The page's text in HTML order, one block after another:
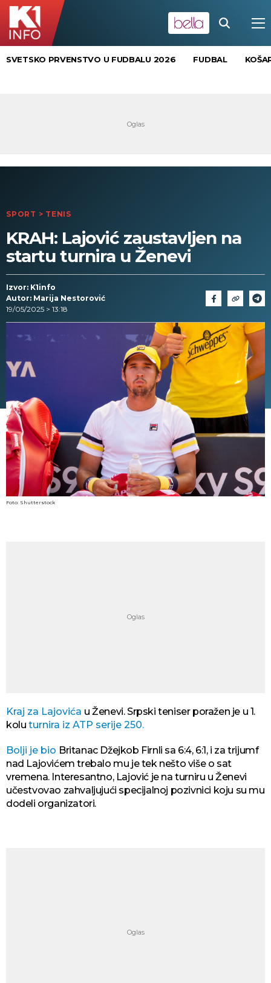
SVETSKO PRVENSTVO U FUDBALU 2026 FUDBAL
SPORT > TENIS
KRAH: Lajović zaustavljen na
startu turnira u Ženevi
Izvor: K1info
Autor: Marija Nestorović
19/05/2025 > 13:18
Foto: Shutterstock
Kraj za Lajovića u Ženevi. Srpski teniser poražen je u 1.
kolu turnira iz ATP serije 250.
Bolji je bio Britanac Džejkob Firnli sa 6:4, 6:1, i za trijumf
nad Lajovićem trebalo mu je tek nešto više o sat
vremena. Interesantno, Lajović je na turniru u Ženevi
učestvovao zahvaljujući specijalnoj pozivnici koju su mu
dodeli organizatori.